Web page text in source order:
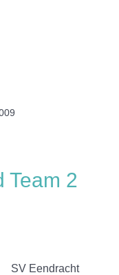
Team 2
Eendracht